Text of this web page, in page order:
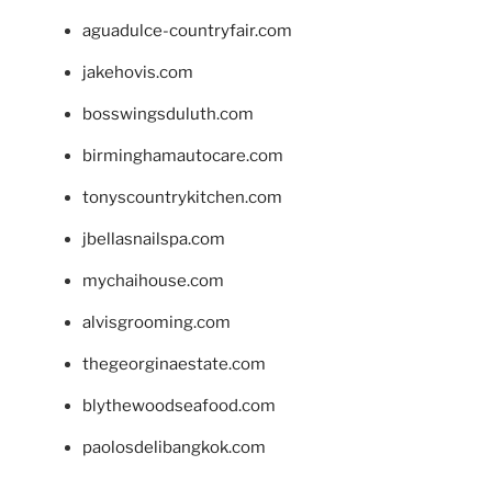
aguadulce-countryfair.com
jakehovis.com
bosswingsduluth.com
birminghamautocare.com
tonyscountrykitchen.com
jbellasnailspa.com
mychaihouse.com
alvisgrooming.com
thegeorginaestate.com
blythewoodseafood.com
paolosdelibangkok.com